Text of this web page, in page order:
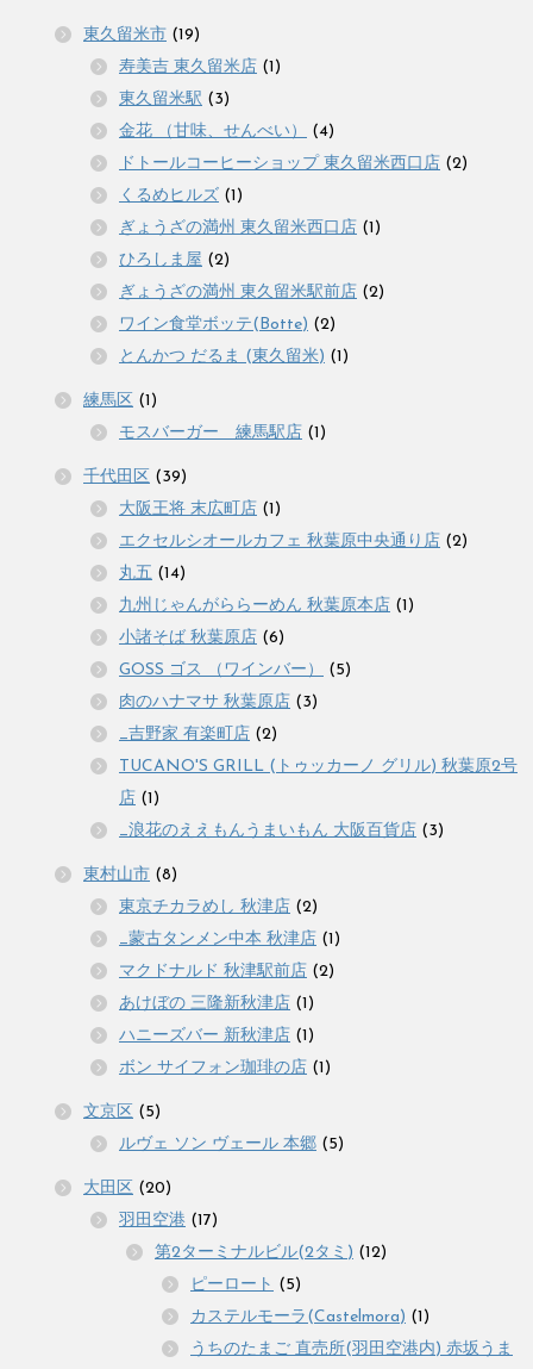
東久留米市 (19)
寿美吉 東久留米店 (1)
東久留米駅 (3)
金花 （甘味、せんべい）
(4)
ドトールコーヒーショップ 東久留米西口店 (2)
くるめヒルズ (1)
ぎょうざの満州 東久留米西口店 (1)
ひろしま屋 (2)
ぎょうざの満州 東久留米駅前店 (2)
ワイン食堂ボッテ(Botte) (2)
とんかつ だるま (東久留米) (1)
練馬区 (1)
モスバーガー 練馬駅店 (1)
千代田区 (39)
大阪王将 末広町店 (1)
エクセルシオールカフェ 秋葉原中央通り店 (2)
丸五 (14)
九州じゃんがららーめん 秋葉原本店 (1)
小諸そば 秋葉原店 (6)
GOSS ゴス （ワインバー）
(5)
肉のハナマサ 秋葉原店 (3)
_吉野家 有楽町店 (2)
TUCANO'S GRILL (トゥッカーノ グリル) 秋葉原2号
店 (1)
_浪花のええもんうまいもん 大阪百貨店 (3)
東村山市 (8)
東京チカラめし 秋津店 (2)
_蒙古タンメン中本 秋津店 (1)
マクドナルド 秋津駅前店 (2)
あけぼの 三隆新秋津店 (1)
ハニーズバー 新秋津店 (1)
ボン サイフォン珈琲の店 (1)
文京区 (5)
ルヴェ ソン ヴェール 本郷 (5)
大田区 (20)
羽田空港 (17)
第2ターミナルビル(2タミ) (12)
ピーロート (5)
カステルモーラ(Castelmora) (1)
うちのたまご 直売所(羽田空港内) 赤坂うま